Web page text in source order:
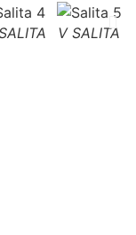
V SALITA